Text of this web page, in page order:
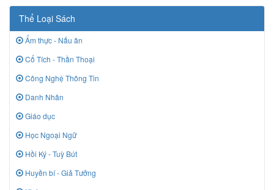
Thể Loại Sách
Ẩm thực - Nấu ăn
Cổ Tích - Thần Thoại
Công Nghệ Thông Tin
Danh Nhân
Giáo dục
Học Ngoại Ngữ
Hồi Ký - Tuỳ Bút
Huyền bí - Giả Tưởng